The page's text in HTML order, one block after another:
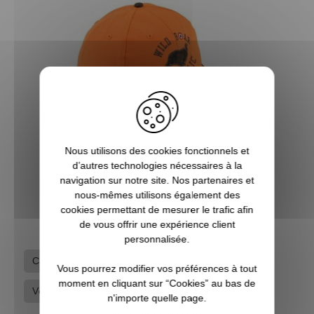
Casquette Wild Boar Republic orange PERCUSSION
14,50 €
Casquettes
Vêtements de chasse
Nous utilisons des cookies fonctionnels et
d’autres technologies nécessaires à la
navigation sur notre site. Nos partenaires et
nous-mêmes utilisons également des
cookies permettant de mesurer le trafic afin
de vous offrir une expérience client
personnalisée.
Vous pourrez modifier vos préférences à tout
moment en cliquant sur “Cookies” au bas de
n'importe quelle page.